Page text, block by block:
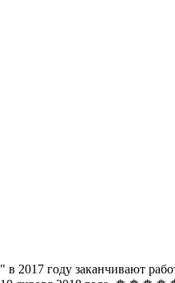
году заканчивают работу